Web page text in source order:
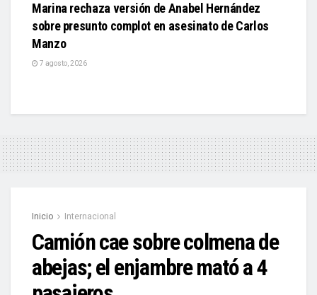
Marina rechaza versión de Anabel Hernández
sobre presunto complot en asesinato de Carlos
Manzo
7 agosto, 2026
Inicio Internacional
Camión cae sobre colmena de
abejas; el enjambre mató a 4